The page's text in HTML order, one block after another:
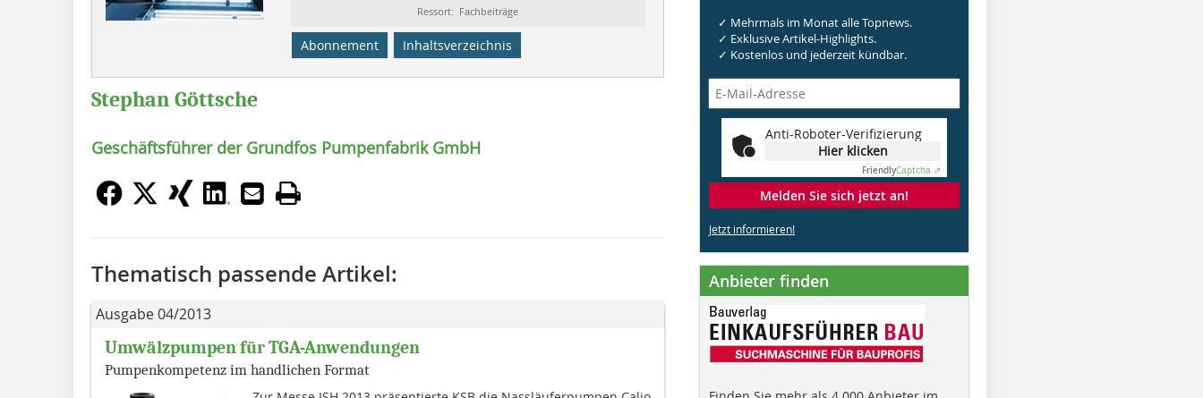
Ressort: Fachbeiträge
Abonnement Inhaltsverzeichnis
Stephan Göttsche
Geschäftsführer der Grundfos Pumpenfabrik GmbH
Thematisch passende Artikel:
Ausgabe 04/2013
Umwälzpumpen für TGA-Anwendungen
Pumpenkompetenz im handlichen Format
✓ Mehrmals im Monat alle Topnews.
✓ Exklusive Artikel-Highlights.
✓ Kostenlos und jederzeit kündbar.
Anti-Roboter-Verifizierung
Hier klicken
FriendlyCaptcha ⇗
Melden Sie sich jetzt an!
Jetzt informieren!
Anbieter finden